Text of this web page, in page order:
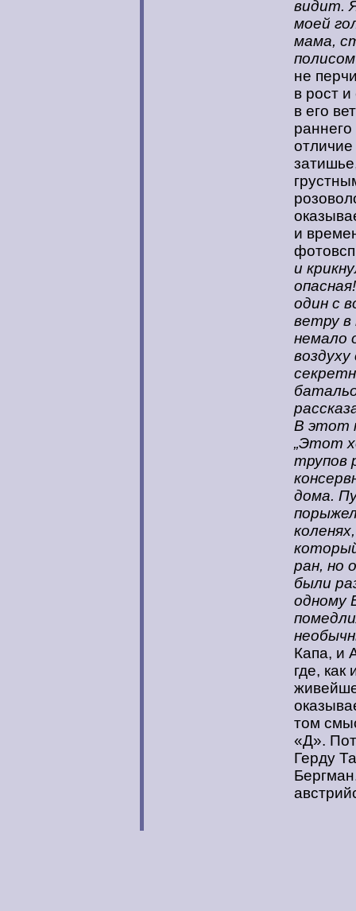
видит.
моей
мама,
не
в рост
в его
и
и
один с
ветру в
немало
В этот
„Этот
трупов
дома.
ран, но
были
одному
Капа, и
где,
том
«Д».
Герду